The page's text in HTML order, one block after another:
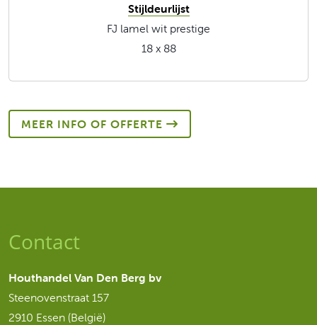
Stijldeurlijst
FJ lamel wit prestige
18 x 88
MEER INFO OF OFFERTE
Contact
Houthandel Van Den Berg bv
Steenovenstraat 157
2910 Essen (België)